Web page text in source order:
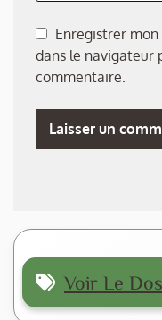
Enregistrer
dans le navigateur
commentaire.
Voir Le